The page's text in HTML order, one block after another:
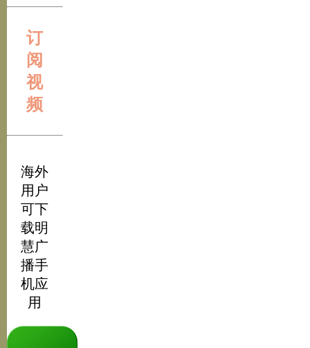
订
阅
视
频
海外
用户
可下
载明
慧广
播手
机应
用